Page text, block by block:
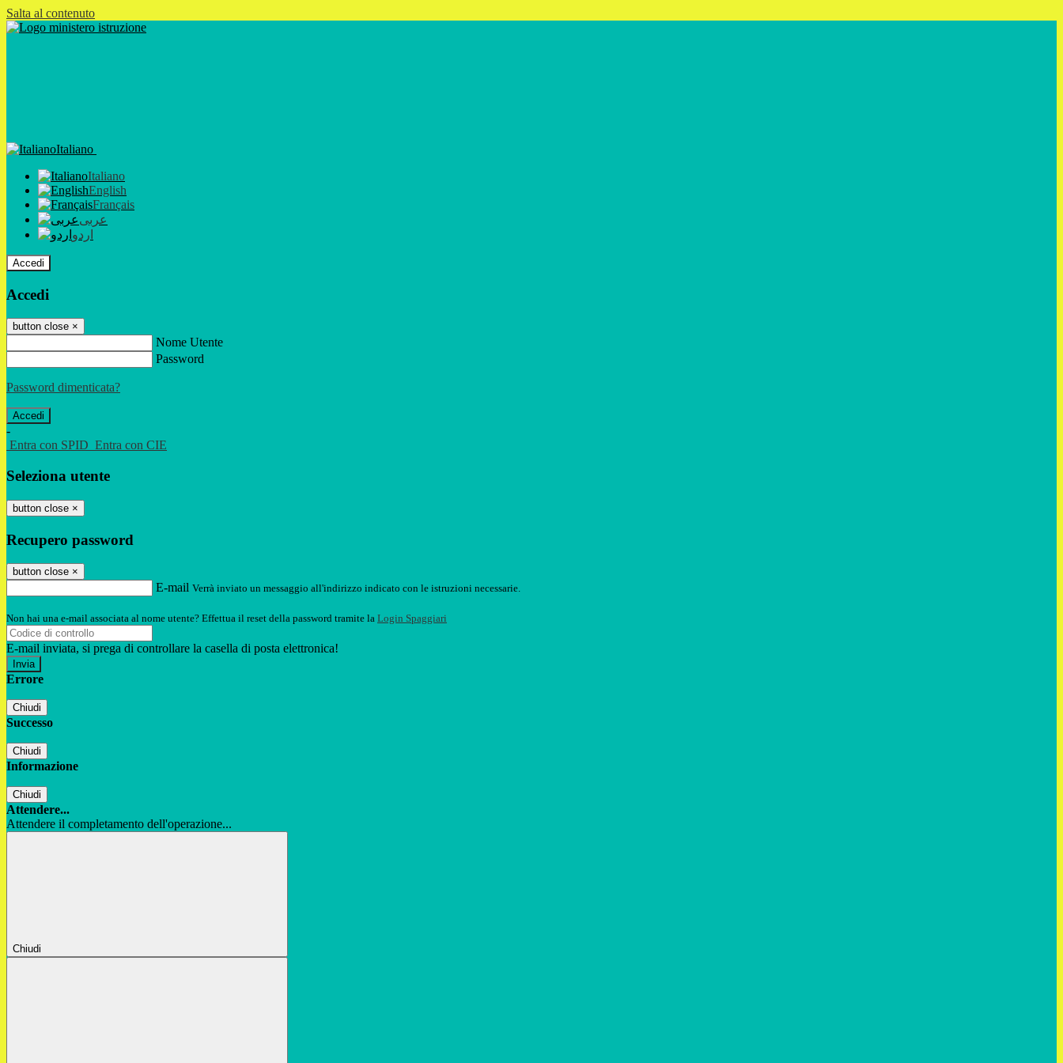
Salta al contenuto
Italiano
Italiano
English
Français
عربى
اردو
Accedi
Accedi
button close ×
Nome Utente
Password
Password dimenticata?
-
Entra con SPID Entra con CIE
Seleziona utente
button close ×
Recupero password
button close ×
E-mail Verrà inviato un messaggio all'indirizzo indicato con le istruzioni necessarie.
Non hai una e-mail associata al nome utente? Effettua il reset della password tramite la Login Spaggiari
E-mail inviata, si prega di controllare la casella di posta elettronica!
Errore
Chiudi
Successo
Chiudi
Informazione
Chiudi
Attendere...
Attendere il completamento dell'operazione...
Chiudi